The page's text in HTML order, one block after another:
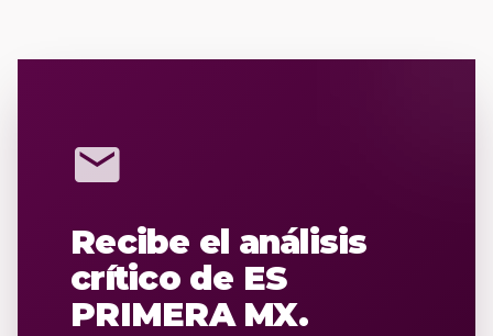
mail
Recibe el análisis
crítico de ES
PRIMERA MX.